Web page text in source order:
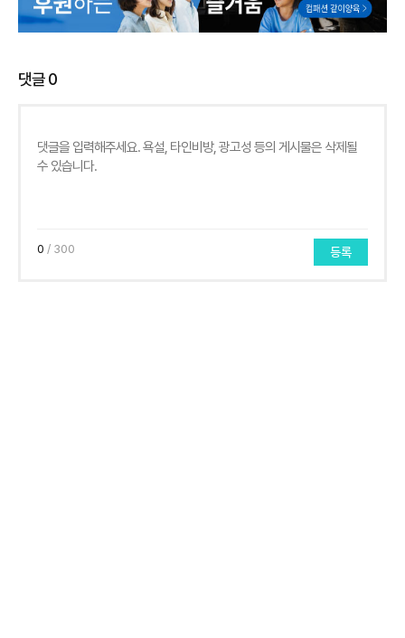
댓글0
0 / 300 등록